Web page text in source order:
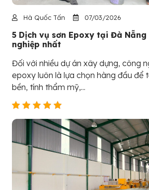
Hà Quốc Tấn 07/03/2026
5 Dịch vụ sơn Epoxy tại Đà
nghiệp nhất
Đối với nhiều dự án xây dựng, công
epoxy luôn là lựa chọn hàng đầu để
bền, tính thẩm mỹ,...